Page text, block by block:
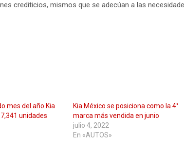
crediticios, mismos que se adecúan a las
mes del año Kia
unidades
Kia México se posiciona como la 4°
marca más vendida en junio
julio 4, 2022
En «AUTOS»